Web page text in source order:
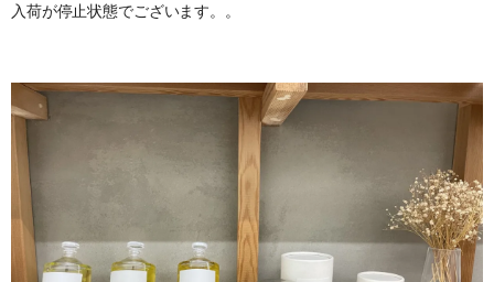
入荷が停止状態でございます。。